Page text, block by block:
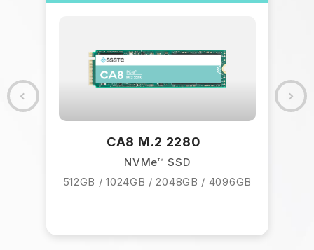
CA8 M.2 2280
NVMe™ SSD
512GB / 1024GB / 2048GB / 4096GB